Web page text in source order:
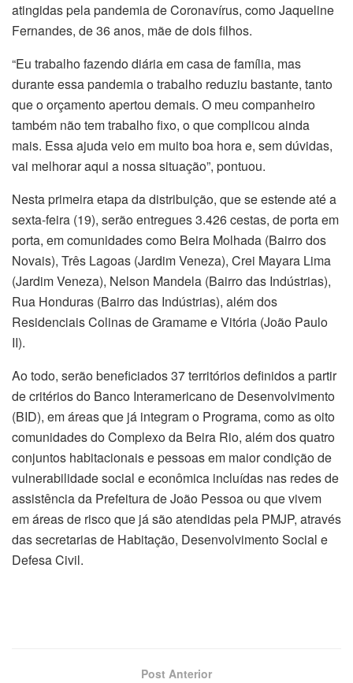
atingidas pela pandemia de Coronavírus, como Jaqueline
Fernandes, de 36 anos, mãe de dois filhos.
“Eu trabalho fazendo diária em casa de família, mas
durante essa pandemia o trabalho reduziu bastante, tanto
que o orçamento apertou demais. O meu companheiro
também não tem trabalho fixo, o que complicou ainda
mais. Essa ajuda veio em muito boa hora e, sem dúvidas,
vai melhorar aqui a nossa situação”, pontuou.
Nesta primeira etapa da distribuição, que se estende até a
sexta-feira (19), serão entregues 3.426 cestas, de porta em
porta, em comunidades como Beira Molhada (Bairro dos
Novais), Três Lagoas (Jardim Veneza), Crei Mayara Lima
(Jardim Veneza), Nelson Mandela (Bairro das Indústrias),
Rua Honduras (Bairro das Indústrias), além dos
Residenciais Colinas de Gramame e Vitória (João Paulo
II).
Ao todo, serão beneficiados 37 territórios definidos a partir
de critérios do Banco Interamericano de Desenvolvimento
(BID), em áreas que já integram o Programa, como as oito
comunidades do Complexo da Beira Rio, além dos quatro
conjuntos habitacionais e pessoas em maior condição de
vulnerabilidade social e econômica incluídas nas redes de
assistência da Prefeitura de João Pessoa ou que vivem
em áreas de risco que já são atendidas pela PMJP, através
das secretarias de Habitação, Desenvolvimento Social e
Defesa Civil.
Post Anterior